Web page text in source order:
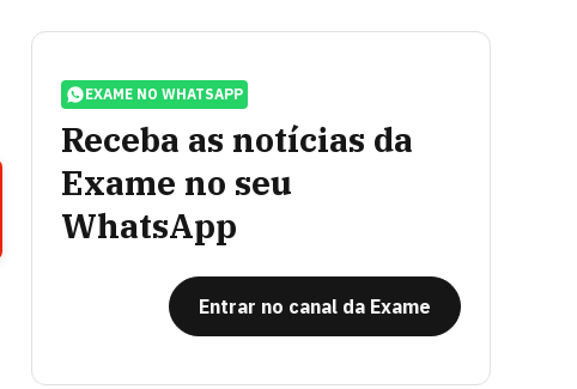
EXAME NO WHATSAPP
Receba as notícias da
Exame no seu
WhatsApp
Entrar no canal da Exame